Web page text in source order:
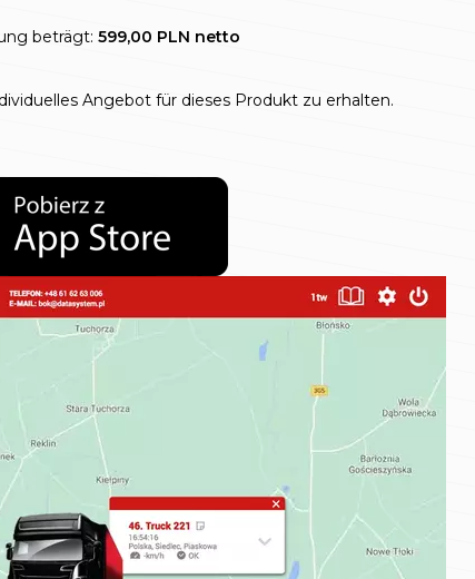
beträgt: 599,00 PLN netto
Angebot für dieses Produkt zu erhalten.